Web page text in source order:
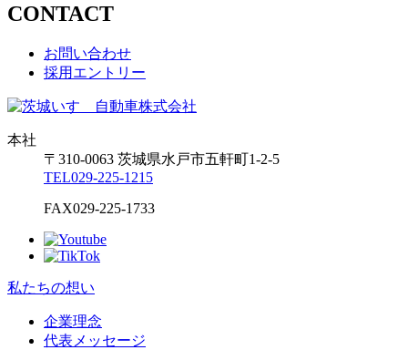
CONTACT
お問い合わせ
採用エントリー
本社
〒310-0063 茨城県水戸市五軒町1-2-5
TEL029-225-1215
FAX029-225-1733
私たちの想い
企業理念
代表メッセージ